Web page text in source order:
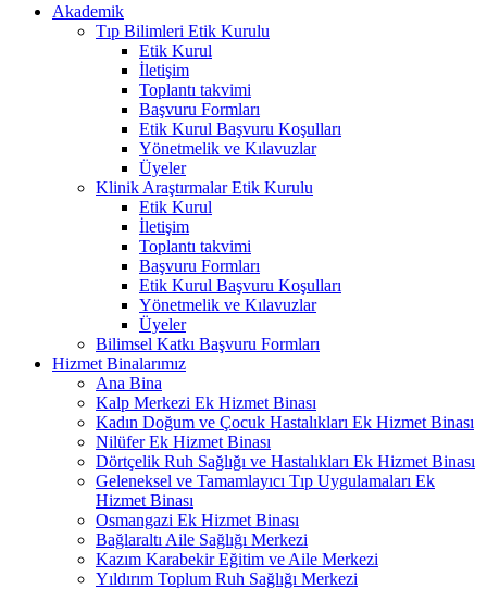
Akademik
Tıp Bilimleri Etik Kurulu
Etik Kurul
İletişim
Toplantı takvimi
Başvuru Formları
Etik Kurul Başvuru Koşulları
Yönetmelik ve Kılavuzlar
Üyeler
Klinik Araştırmalar Etik Kurulu
Etik Kurul
İletişim
Toplantı takvimi
Başvuru Formları
Etik Kurul Başvuru Koşulları
Yönetmelik ve Kılavuzlar
Üyeler
Bilimsel Katkı Başvuru Formları
Hizmet Binalarımız
Ana Bina
Kalp Merkezi Ek Hizmet Binası
Kadın Doğum ve Çocuk Hastalıkları Ek Hizmet Binası
Nilüfer Ek Hizmet Binası
Dörtçelik Ruh Sağlığı ve Hastalıkları Ek Hizmet Binası
Geleneksel ve Tamamlayıcı Tıp Uygulamaları Ek
Hizmet Binası
Osmangazi Ek Hizmet Binası
Bağlaraltı Aile Sağlığı Merkezi
Kazım Karabekir Eğitim ve Aile Merkezi
Yıldırım Toplum Ruh Sağlığı Merkezi